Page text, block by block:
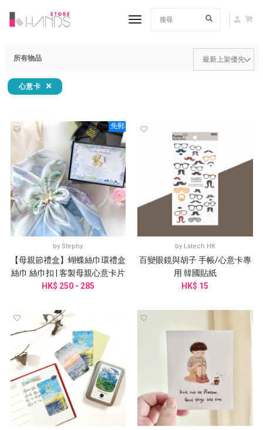
toggle navigation
所有物品
心意卡
免郵
by Stephy
【母親節禮盒】蝴蝶絲巾環禮盒
絲巾 絲巾扣 | 客製母親心意卡片
HK$ 250 - 285
by Latech HK
百變眼鏡與胡子 手帳/心意卡專
用 韓國貼紙
HK$ 15